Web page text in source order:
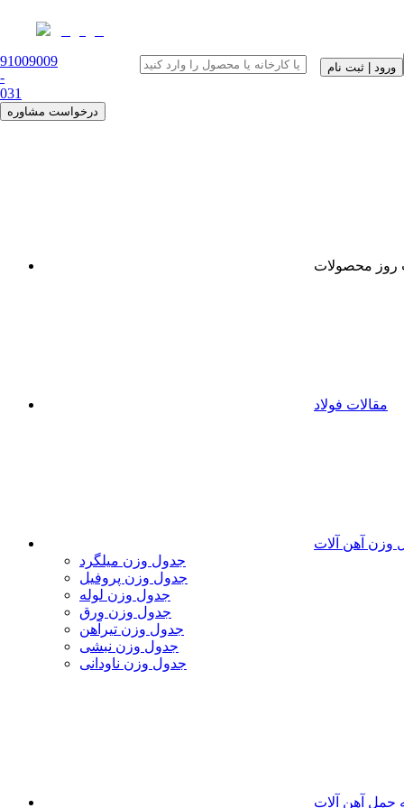
91009009
-
031
درخواست مشاوره
ورود | ثبت نام
روز محصولات
مقالات فولاد
وزن آهن آلات
جدول وزن میلگرد
جدول وزن پروفیل
جدول وزن لوله
جدول وزن ورق
جدول وزن تیرآهن
جدول وزن نبشی
جدول وزن ناودانی
حمل آهن آلات